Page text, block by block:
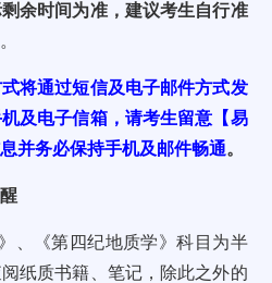
余时间为准，建议考生自行准
将通过短信及电子邮件方式发
及电子信箱，请考生留意【易
并务必保持手机及邮件畅通。
《第四纪地质学》科目为半
纸质书籍、笔记，除此之外的